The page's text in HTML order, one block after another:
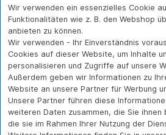
Entscheider
Für IT-Leiter
Für Privatkunden
Erfolgsgeschichte
n
Branchen
IT-Security
IT-Infrastruktur
WLAN-
Über CAB
Karriere
Kontakt
Wir verwenden ein essenzielles Cookie
Funktionalitäten wie z. B. den Webshop
anbieten zu können.
Wir verwenden - Ihr Einverständnis
Cookies auf dieser Website, um Inhalte
personalisieren und Zugriffe auf unsere
Außerdem geben wir Informationen zu
Website an unsere Partner für Werbung
Unsere Partner führen diese
weiteren Daten zusammen, die Sie
die sie im Rahmen Ihrer Nutzung der